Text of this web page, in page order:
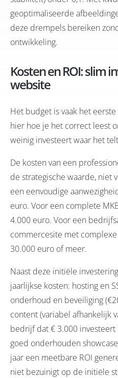
geoptimaliseerde
deze drempels bereiken
ontwikkeling.
Kosten en ROI: slim
website
Het budget is vaak het
hier hoe je het correct leest
weinig investeert waar het
De kosten van een
de strategische waarde, niet
een eenvoudige
euro. Voor een complete
4.000 euro. Voor een
commercesite met
30.000 euro of meer.
Naast deze initiële
jaarlijkse kosten: hosting en
onderhoud en beveiliging
content (variabel afhankelijk
bedrijf dat € 3.000
goed onderhouden
jaar een meetbare ROI
niet bezuinigt op de initiële